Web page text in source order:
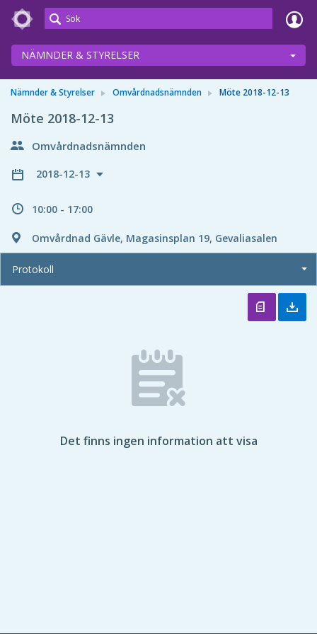
Meetings+
NÄMNDER & STYRELSER
Nämnder & Styrelser Omvårdnadsnämnden Möte 2018-12-13
Möte 2018-12-13
Omvårdnadsnämnden
2018-12-13
10:00 - 17:00
Omvårdnad Gävle, Magasinsplan 19, Gevaliasalen
Protokoll
Det finns ingen information att visa